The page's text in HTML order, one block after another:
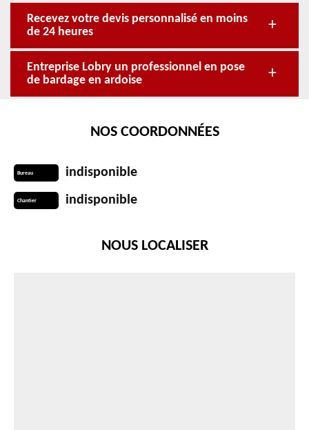
Recevez votre devis personnalisé en moins
de 24 heures
Entreprise Lobry un professionnel en pose
de bardage en ardoise
NOS COORDONNÉES
Bureau indisponible
Chantier indisponible
NOUS LOCALISER